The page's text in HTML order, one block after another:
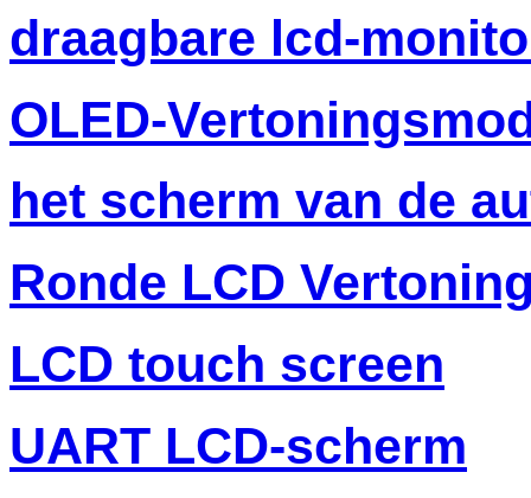
draagbare lcd-
OLED-
het scherm van de
Ronde LCD
LCD touch screen
UART LCD-scherm